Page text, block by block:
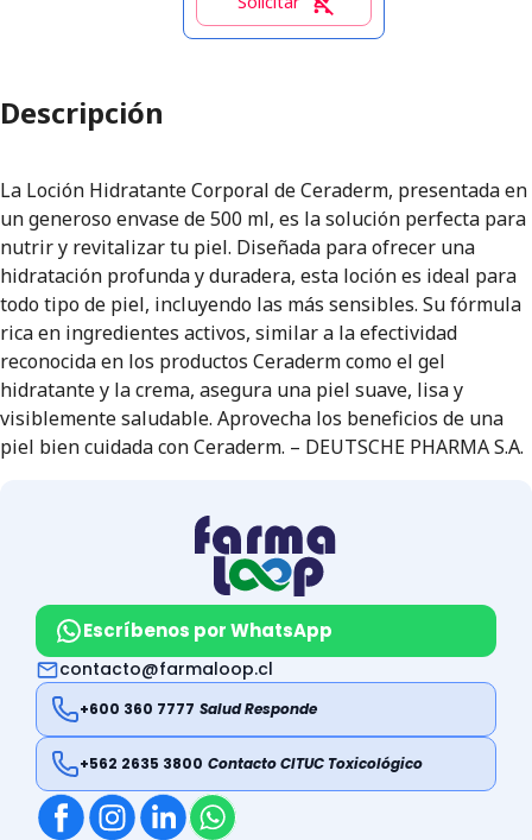
Descripción
La Loción Hidratante Corporal de Ceraderm, presentada en
un generoso envase de 500 ml, es la solución perfecta para
nutrir y revitalizar tu piel. Diseñada para ofrecer una
hidratación profunda y duradera, esta loción es ideal para
todo tipo de piel, incluyendo las más sensibles. Su fórmula
rica en ingredientes activos, similar a la efectividad
reconocida en los productos Ceraderm como el gel
hidratante y la crema, asegura una piel suave, lisa y
visiblemente saludable. Aprovecha los beneficios de una
piel bien cuidada con Ceraderm. – DEUTSCHE PHARMA S.A.
Escríbenos por WhatsApp
contacto@farmaloop.cl
+600 360 7777 Salud Responde
+562 2635 3800 Contacto CITUC Toxicológico